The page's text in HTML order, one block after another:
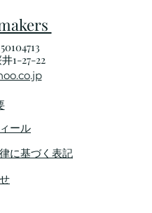
1-27-22
ール
に基づく表記